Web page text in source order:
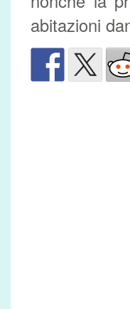
abitazioni